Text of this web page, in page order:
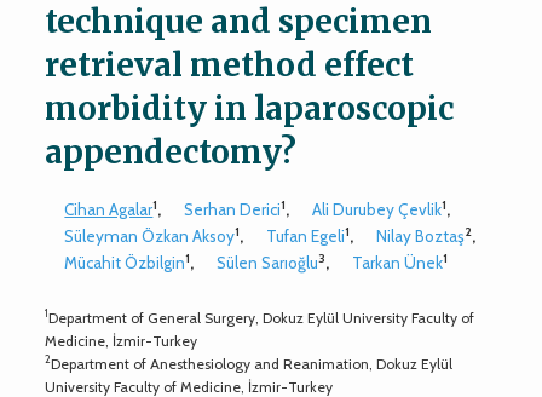
technique and specimen
retrieval method effect
morbidity in laparoscopic
appendectomy?
Cihan Agalar1, Serhan Derici1, Ali Durubey Çevlik1,
Süleyman Özkan Aksoy1, Tufan Egeli1, Nilay Boztaş2,
Mücahit Özbilgin1, Sülen Sarıoğlu3, Tarkan Ünek1
1Department of General Surgery, Dokuz Eylül University Faculty of
Medicine, İzmir-Turkey
2Department of Anesthesiology and Reanimation, Dokuz Eylül
University Faculty of Medicine, İzmir-Turkey